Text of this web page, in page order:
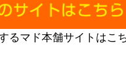
るマド本舗サイトはこ